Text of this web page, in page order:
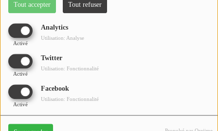
Tout accepter Tout refuser
Analytics
Activé
Utilisation: Analyse
Twitter
Activé
Utilisation: Fonctionnalité
Facebook
Activé
Utilisation: Fonctionnalité
Dédicaces
Jeux Concours
Contact
Isabelle Helou est nutritionniste à Remiremont et nous
être en bonne forme !